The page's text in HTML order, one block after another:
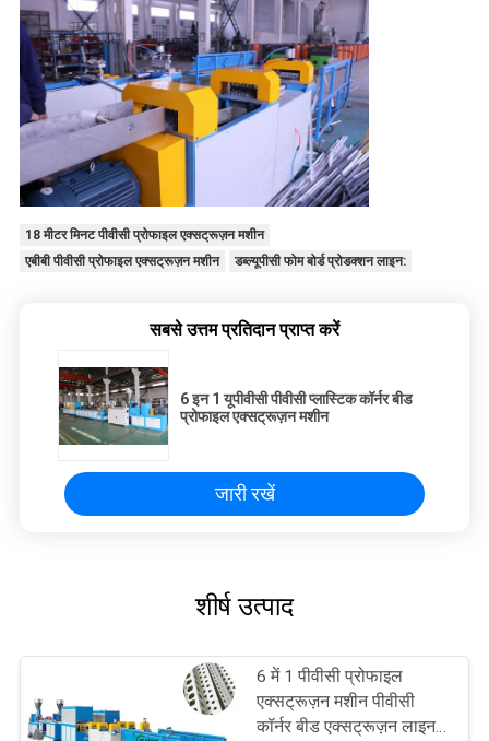
18 मीटर मिनट पीवीसी प्रोफाइल एक्सट्रूज़न मशीन
एबीबी पीवीसी प्रोफाइल एक्सट्रूज़न मशीन
डब्ल्यूपीसी फोम बोर्ड प्रोडक्शन लाइन:
सबसे उत्तम प्रतिदान प्राप्त करें
6 इन 1 यूपीवीसी पीवीसी प्लास्टिक कॉर्नर बीड
प्रोफाइल एक्सट्रूज़न मशीन
जारी रखें
शीर्ष उत्पाद
6 में 1 पीवीसी प्रोफाइल
एक्सट्रूज़न मशीन पीवीसी
कॉर्नर बीड एक्सट्रूज़न लाइन